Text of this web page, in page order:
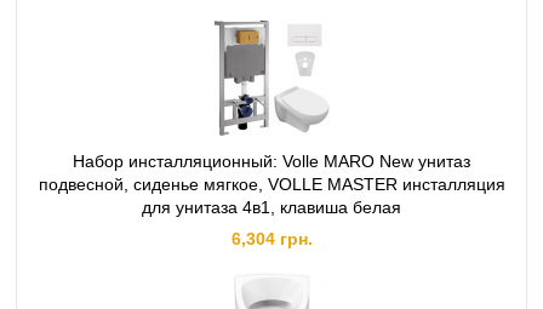
Набор инсталляционный: Volle MARO New унитаз
подвесной, сиденье мягкое, VOLLE MASTER инсталляция
для унитаза 4в1, клавиша белая
6,304 грн.